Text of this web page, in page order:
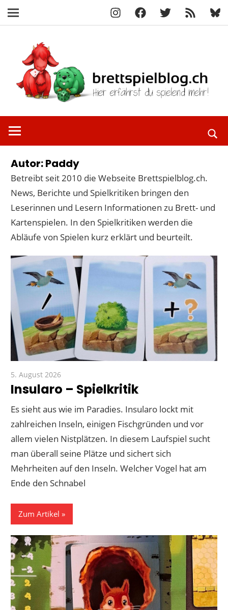
InstagramFacebook
X
RSS-
Feed
Navigation
springen
erfährst
mehr!
Autor:Paddy
Betreibt seit 2010 die Webseite Brettspielblog.ch.
News, Berichte und Spielkritiken bringen den
Leserinnen und Lesern Informationen zu Brett- und
Kartenspielen. In den Spielkritiken werden die
Abläufe von Spielen kurz erklärt und beurteilt.
5. August 2026
Insularo – Spielkritik
Es sieht aus wie im Paradies. Insularo lockt mit
zahlreichen Inseln, einigen Fischgründen und vor
allem vielen Nistplätzen. In diesem Laufspiel sucht
man überall seine Plätze und sichert sich
Mehrheiten auf den Inseln. Welcher Vogel hat am
Ende den Schnabel
Zum Artikel